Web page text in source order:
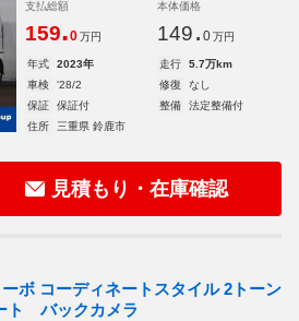
支払総額
159.0 万円
本体価格
149. 0 万円
年式 2023年 走行
5.7万km
車検
'28/2 修復
なし
保証
保証付 整備
法定整備付
住所
三重県 鈴鹿市
見積もり・在庫確認
ボ コーディネートスタイル 2トーン
ト バックカメラ